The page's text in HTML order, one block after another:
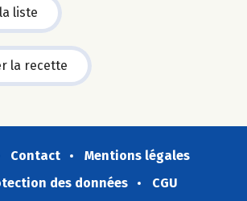
liste
la recette
Contact
Mentions légales
des données
CGU